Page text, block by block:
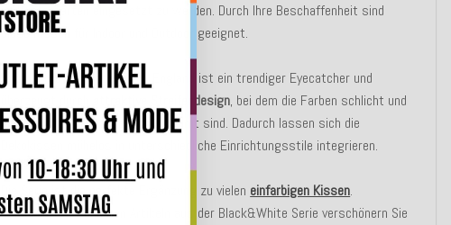
im Wintergarten eingesetzt zu werden. Durch Ihre Beschaffenheit sind
diese Kissen für Indoor und Outdoor geeignet.
Das dekorative Kissen New England ist ein trendiger Eyecatcher und
attraktive Streifendesign, bei dem die Farben schlicht und
harmonisch aufeinander abgestimmt sind. Dadurch lassen sich die
Dekokissen mühelos in unterschiedliche Einrichtungsstile integrieren.
Die Serie ist die perfekte Ergänzung zu vielen einfarbigen Kissen.
Kombiniert mit anderen Artikeln aus der Black&White Serie verschönern Sie